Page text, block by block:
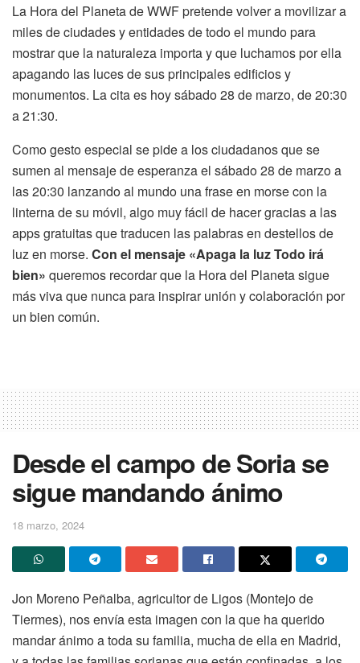
La Hora del Planeta de WWF pretende volver a movilizar a
miles de ciudades y entidades de todo el mundo para
mostrar que la naturaleza importa y que luchamos por ella
apagando las luces de sus principales edificios y
monumentos. La cita es hoy sábado 28 de marzo, de 20:30
a 21:30.
Como gesto especial se pide a los ciudadanos que se
sumen al mensaje de esperanza el sábado 28 de marzo a
las 20:30 lanzando al mundo una frase en morse con la
linterna de su móvil, algo muy fácil de hacer gracias a las
apps gratuitas que traducen las palabras en destellos de
luz en morse. Con el mensaje «Apaga la luz Todo irá
bien» queremos recordar que la Hora del Planeta sigue
más viva que nunca para inspirar unión y colaboración por
un bien común.
Desde el campo de Soria se
sigue mandando ánimo
18 marzo, 2024
Jon Moreno Peñalba, agricultor de Ligos (Montejo de
Tiermes), nos envía esta imagen con la que ha querido
mandar ánimo a toda su familia, mucha de ella en Madrid,